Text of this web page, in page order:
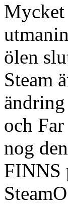
Mycket
ölen
Steam
och
nog
FINNS